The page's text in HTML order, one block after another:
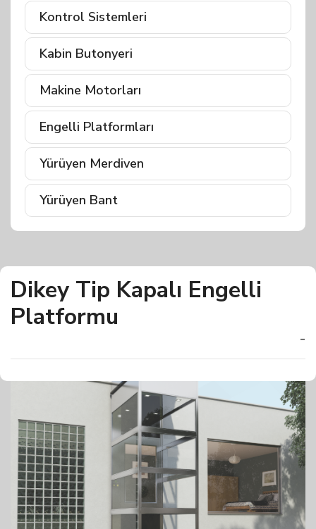
Kontrol Sistemleri
Kabin Butonyeri
Makine Motorları
Engelli Platformları
Yürüyen Merdiven
Yürüyen Bant
Dikey Tip Kapalı Engelli
Platformu
-